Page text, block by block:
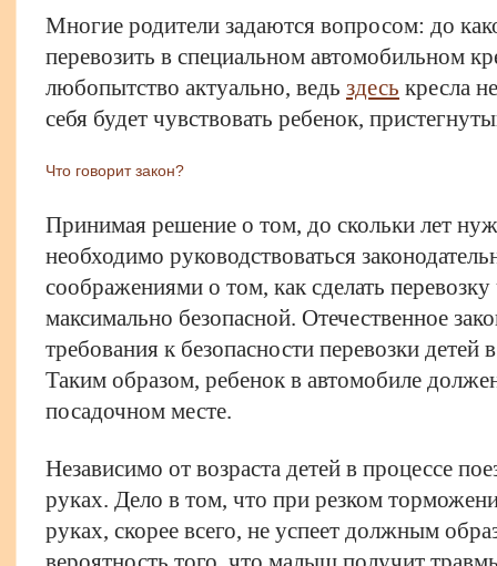
Многие родители задаются вопросом: до
перевозить в специальном автомобильном
любопытство актуально, ведь здесь кресла
себя будет чувствовать ребенок,
Что говорит закон?
Принимая решение о том, до скольки лет
необходимо руководствоваться
соображениями о том, как сделать
максимально безопасной. Отечественное
требования к безопасности перевозки детей
Таким образом, ребенок в автомобиле
посадочном месте.
Независимо от возраста детей в процессе
руках. Дело в том, что при резком
руках, скорее всего, не успеет должным